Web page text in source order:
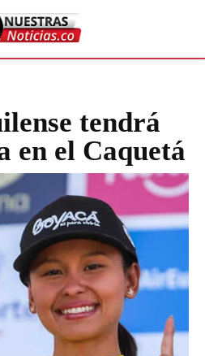
tendrá
en el Caquetá